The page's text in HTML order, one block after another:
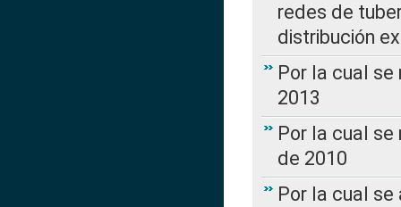
redes de
distribución
Por la cual se
2013
Por la cual se
de 2010
Por la cual